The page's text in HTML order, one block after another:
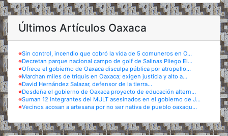
Últimos Artículos Oaxaca
※Sin control, incendio que cobró la vida de 5 comuneros en O...
※Decretan parque nacional campo de golf de Salinas Pliego El...
※Ofrece el gobierno de Oaxaca disculpa pública por atropello...
※Marchan miles de triquis en Oaxaca; exigen justicia y alto a...
※David Hernández Salazar, defensor de la tierra...
※Desdeña el gobierno de Oaxaca proyecto de educación altern...
※Suman 12 integrantes del MULT asesinados en el gobierno de J...
※Vecinos acosan a artesana por no ser nativa de pueblo oaxaqu...